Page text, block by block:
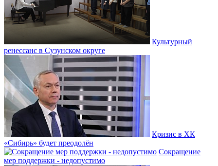
Культурный
ренессанс в Сузунском округе
Кризис в ХК
«Сибирь» будет преодолён
Сокращение
мер поддержки - недопустимо